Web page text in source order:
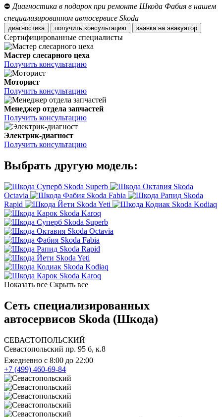
⛔ Диагностика в подарок при ремонте Шкода Фабия в нашем
специализированном автосервисе Skoda
диагностика получить консультацию заявка на эвакуатор
Сертифицированные специалисты
Мастер слесарного цеха
Получить консультацию
Моторист
Получить консультацию
Менеджер отдела запчастей
Получить консультацию
Электрик-диагност
Получить консультацию
Выбрать другую модель:
Skoda Superb
Skoda
Octavia
Skoda Fabia
Skoda
Rapid
Skoda Yeti
Skoda Kodiaq
Skoda Karoq
Skoda Superb
Skoda Octavia
Skoda Fabia
Skoda Rapid
Skoda Yeti
Skoda Kodiaq
Skoda Karoq
Показать все Скрыть все
Сеть специализированных
автосервисов Skoda (Шкода)
СЕВАСТОПОЛЬСКИЙ
Севастопольский пр. 95 б, к.8
Ежедневно с 8:00 до 22:00
+7 (499) 460-69-84